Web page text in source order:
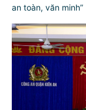
an toàn, văn minh”